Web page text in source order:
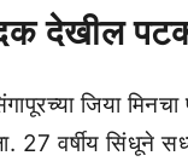
देखील
जिया
वर्षीय सिंधूने